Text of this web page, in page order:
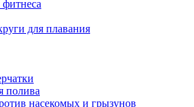
для плавания
полива
насекомых и грызунов